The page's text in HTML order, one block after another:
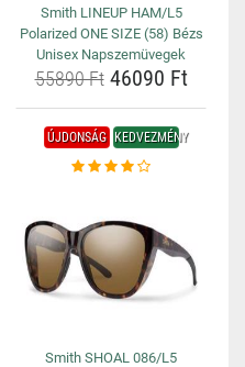
Smith LINEUP HAM/L5
Polarized ONE SIZE (58) Bézs
Unisex Napszemüvegek
55890 Ft46090 Ft
ÚJDONSÁG KEDVEZMÉNY
Smith SHOAL 086/L5